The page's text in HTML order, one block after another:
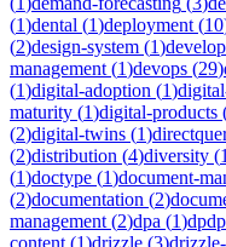
(1)dental (1)deployment (10
(2)design-system (1)
management (1)devops (29)
(1)digital-adoption (1)
maturity (1)digital-products
(2)digital-twins (1)
(2)distribution (4)diversity (1
(1)doctype (1)document-
(2)documentation (2)
management (2)dpa (1)dpdp
content (1)drizzle (3)